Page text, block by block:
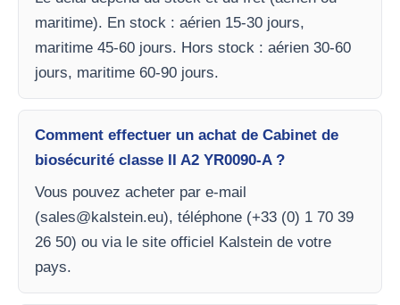
maritime). En stock : aérien 15-30 jours,
maritime 45-60 jours. Hors stock : aérien 30-60
jours, maritime 60-90 jours.
Comment effectuer un achat de Cabinet de
biosécurité classe II A2 YR0090-A ?
Vous pouvez acheter par e-mail
(sales@kalstein.eu), téléphone (+33 (0) 1 70 39
26 50) ou via le site officiel Kalstein de votre
pays.